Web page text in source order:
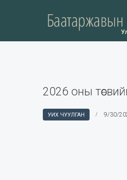
2026 оны
УИХ ЧУУЛГАН 9/30/